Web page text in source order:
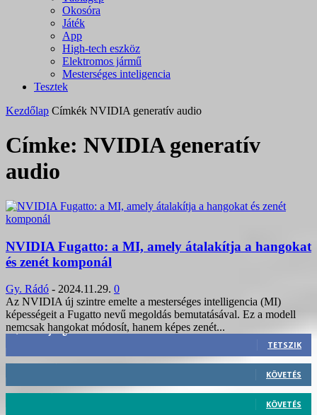
Okosóra
Játék
App
High-tech eszköz
Elektromos jármű
Mesterséges inteligencia
Tesztek
Kezdőlap Címkék NVIDIA generatív audio
Címke: NVIDIA generatív
audio
NVIDIA Fugatto: a MI, amely átalakítja a hangokat
és zenét komponál
Gy. Rádó - 2024.11.29. 0
Az NVIDIA új szintre emelte a mesterséges intelligencia (MI)
képességeit a Fugatto nevű megoldás bemutatásával. Ez a modell
nemcsak hangokat módosít, hanem képes zenét...
3,452 Rajongók
TETSZIK
KÖVETÉS
KÖVETÉS